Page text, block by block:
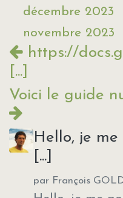
décembre 2023
novembre 2023
https://
[...]
Voici le guide
Hello, je
[...]
par François